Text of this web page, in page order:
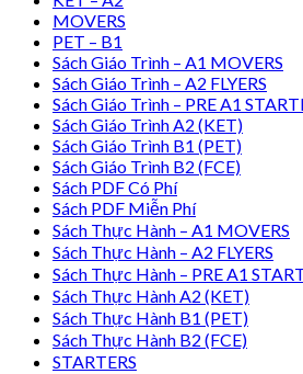
MOVERS
PET – B1
Sách Giáo Trình – A1 MOVERS
Sách Giáo Trình – A2 FLYERS
Sách Giáo Trình – PRE A1
Sách Giáo Trình A2 (KET)
Sách Giáo Trình B1 (PET)
Sách Giáo Trình B2 (FCE)
Sách PDF Có Phí
Sách PDF Miễn Phí
Sách Thực Hành – A1 MOVERS
Sách Thực Hành – A2 FLYERS
Sách Thực Hành – PRE A1
Sách Thực Hành A2 (KET)
Sách Thực Hành B1 (PET)
Sách Thực Hành B2 (FCE)
STARTERS